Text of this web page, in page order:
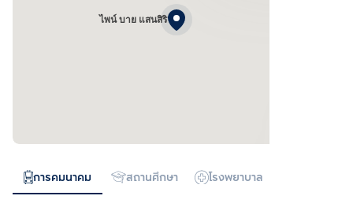
ไพน์ บาย แสนสิริ
การคมนาคม สถานศึกษา โรงพยาบาล